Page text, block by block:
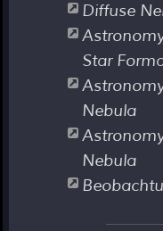
Diffuse
Star
Nebula
Nebula